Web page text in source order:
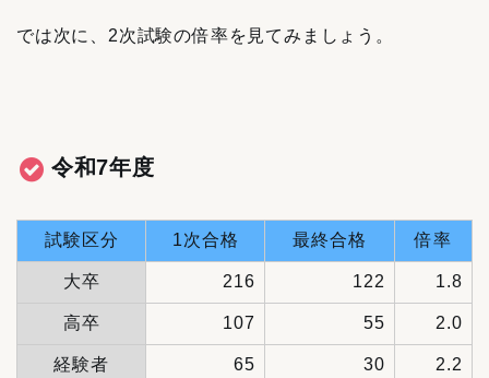
では次に、2次試験の倍率を見てみましょう。
令和7年度
試験区分 1次合格 最終合格 倍率
大卒 216 122 1.8
高卒 107 55 2.0
経験者 65 30 2.2